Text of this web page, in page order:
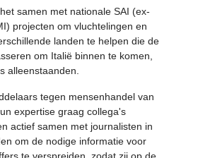
samen met nationale SAI (ex-
projecten om vluchtelingen en
landen te helpen die de
om Italië binnen te komen,
alleenstaanden.
tegen mensenhandel van
expertise graag collega's
actief samen met journalisten in
om de nodige informatie voor